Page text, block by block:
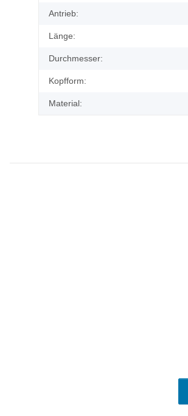
Antrieb:
Länge:
Durchmesser:
Kopfform:
Material: